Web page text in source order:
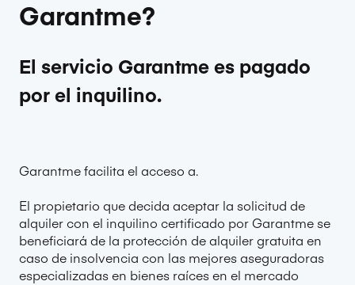
Garantme?
El servicio Garantme es pagado
por el inquilino.
Garantme facilita el acceso a.
El propietario que decida aceptar la solicitud de
alquiler con el inquilino certificado por Garantme se
beneficiará de la protección de alquiler gratuita en
caso de insolvencia con las mejores aseguradoras
especializadas en bienes raíces en el mercado